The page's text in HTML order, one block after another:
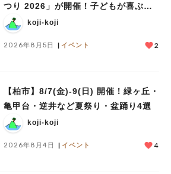
つり 2026」が開催！子どもが喜ぶワ
ークショップや限定ヒーローショーも
koji-koji
2026年8月5日 イベント 2
【柏市】8/7(金)‐9(日) 開催！緑ヶ丘・
亀甲台・逆井など夏祭り・盆踊り4選
koji-koji
2026年8月4日 イベント 4